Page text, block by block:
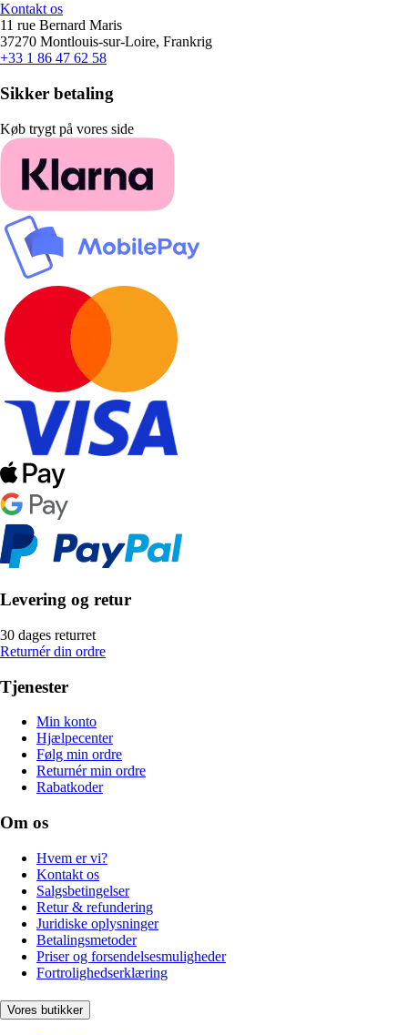
Kontakt os
11 rue Bernard Maris
37270 Montlouis-sur-Loire, Frankrig
+33 1 86 47 62 58
Sikker betaling
Køb trygt på vores side
Levering og retur
30 dages returret
Returnér din ordre
Tjenester
Min konto
Hjælpecenter
Følg min ordre
Returnér min ordre
Rabatkoder
Om os
Hvem er vi?
Kontakt os
Salgsbetingelser
Retur & refundering
Juridiske oplysninger
Betalingsmetoder
Priser og forsendelsesmuligheder
Fortrolighedserklæring
Vores butikker